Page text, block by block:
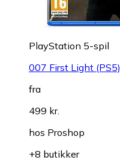
PlayStation 5-spil
007 First Light (PS5)
fra
499 kr.
hos Proshop
+8 butikker